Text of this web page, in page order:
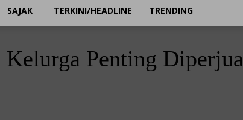
SAJAK TERKINI/HEADLINE TRENDING
Kelurga Penting